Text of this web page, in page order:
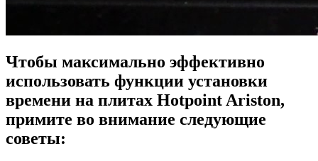
Чтобы максимально эффективно
использовать функции установки
времени на плитах Hotpoint Ariston,
примите во внимание следующие
советы: